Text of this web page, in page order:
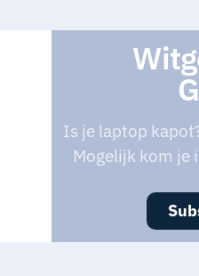
Is je laptop
Mogelijk kom je